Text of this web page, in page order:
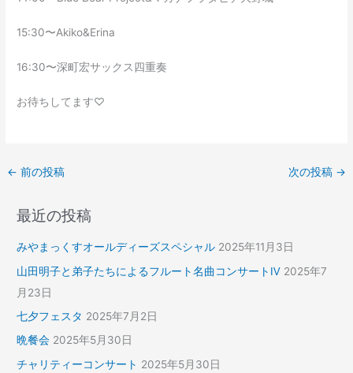
15:30〜Akiko&Erina
16:30〜深町宏サックス四重奏
お待ちしてます♡
← 前の投稿 次の投稿 →
最近の投稿
みやまっくすオールディーズスペシャル 2025年11月3日
山田明子と弟子たちによるフルート名曲コンサートⅣ 2025年7
月23日
七夕フェスタ 2025年7月2日
晩餐会 2025年5月30日
チャリティーコンサート 2025年5月30日